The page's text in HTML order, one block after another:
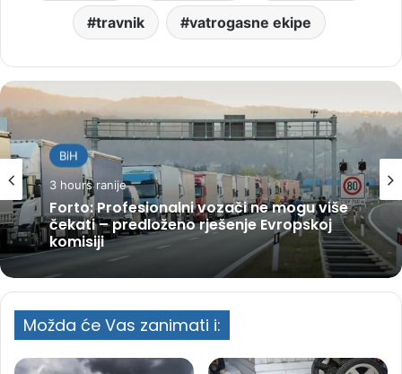
travnik vatrogasne ekipe
BiH
3 hours ranije
Forto: Profesionalni vozači ne mogu više
čekati – predloženo rješenje Evropskoj
komisiji
Možda će Vas zanimati i: